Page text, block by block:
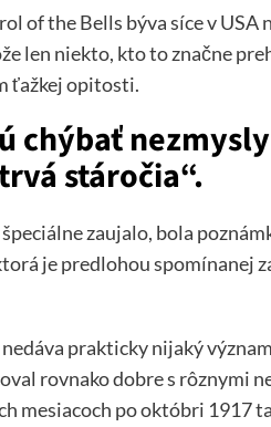
of the Bells býva síce v
len niekto, kto to značne
ťažkej opitosti.
chýbať
stáročia“.
špeciálne zaujalo, bola
je predlohou spomínanej
prakticky nijaký
rovnako dobre s rôznymi
mesiacoch po októbri 1917